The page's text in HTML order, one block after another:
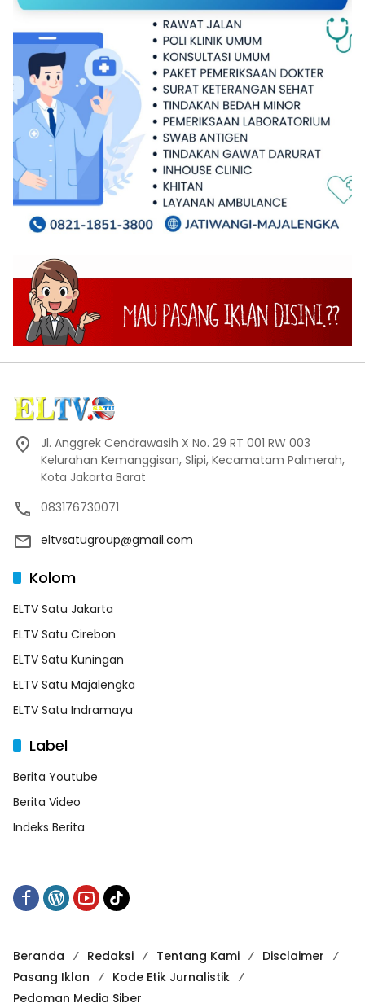
Jl. Anggrek Cendrawasih X No. 29 RT 001 RW 003
Kelurahan Kemanggisan, Slipi, Kecamatam Palmerah,
Kota Jakarta Barat
083176730071
eltvsatugroup@gmail.com
Kolom
ELTV Satu Jakarta
ELTV Satu Cirebon
ELTV Satu Kuningan
ELTV Satu Majalengka
ELTV Satu Indramayu
Label
Berita Youtube
Berita Video
Indeks Berita
Beranda Redaksi Tentang Kami
Disclaimer
Pasang Iklan
Kode Etik Jurnalistik
Pedoman Media Siber